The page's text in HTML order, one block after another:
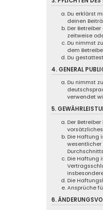
Du erklärst
deinen
Der
zeitweise
Du nimmst
dem
Du
4. GENERAL
Du nimmst
verwendet
5.
Der
Die Haftung
Die Haftung
Die
Ansprüche
6.